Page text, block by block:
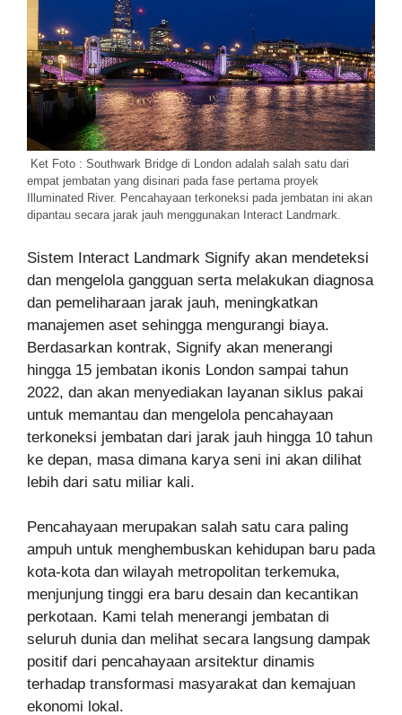
Ket Foto : Southwark Bridge di London adalah salah satu dari
empat jembatan yang disinari pada fase pertama proyek
Illuminated River. Pencahayaan terkoneksi pada jembatan ini akan
dipantau secara jarak jauh menggunakan Interact Landmark.
Sistem Interact Landmark Signify akan mendeteksi
dan mengelola gangguan serta melakukan diagnosa
dan pemeliharaan jarak jauh, meningkatkan
manajemen aset sehingga mengurangi biaya.
Berdasarkan kontrak, Signify akan menerangi
hingga 15 jembatan ikonis London sampai tahun
2022, dan akan menyediakan layanan siklus pakai
untuk memantau dan mengelola pencahayaan
terkoneksi jembatan dari jarak jauh hingga 10 tahun
ke depan, masa dimana karya seni ini akan dilihat
lebih dari satu miliar kali.
Pencahayaan merupakan salah satu cara paling
ampuh untuk menghembuskan kehidupan baru pada
kota-kota dan wilayah metropolitan terkemuka,
menjunjung tinggi era baru desain dan kecantikan
perkotaan. Kami telah menerangi jembatan di
seluruh dunia dan melihat secara langsung dampak
positif dari pencahayaan arsitektur dinamis
terhadap transformasi masyarakat dan kemajuan
ekonomi lokal.